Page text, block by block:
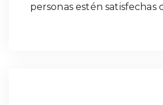
personas estén satisfechas